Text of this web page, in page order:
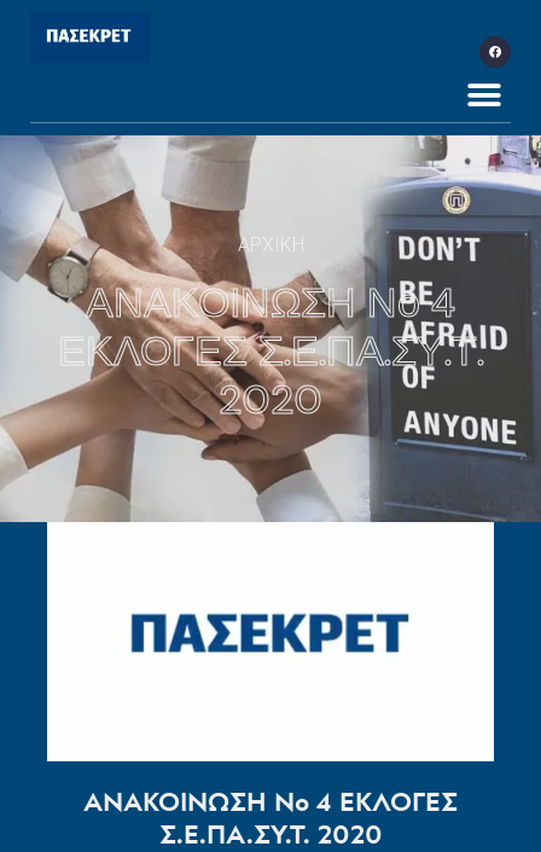
ΑΡΧΙΚΗ
ΑΝΑΚΟΙΝΩΣΗ Νο 4
ΕΚΛΟΓΕΣ Σ.Ε.ΠΑ.ΣΥ.Τ.
2020
ΑΝΑΚΟΙΝΩΣΗ Νο 4 ΕΚΛΟΓΕΣ
Σ.Ε.ΠΑ.ΣΥ.Τ. 2020